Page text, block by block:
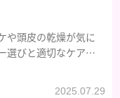
や頭皮の乾燥が気に
選びと適切なケアを
2025.07.29